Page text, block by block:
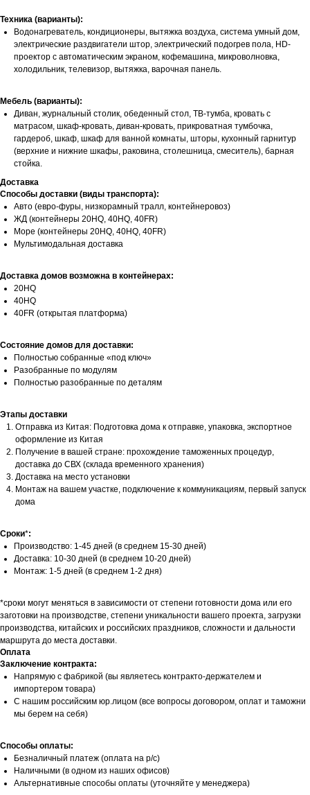
Техника (варианты):
Водонагреватель, кондиционеры, вытяжка воздуха, система умный дом,
электрические раздвигатели штор, электрический подогрев пола, HD-
проектор с автоматическим экраном, кофемашина, микроволновка,
холодильник, телевизор, вытяжка, варочная панель.
Мебель (варианты):
Диван, журнальный столик, обеденный стол, ТВ-тумба, кровать с
матрасом, шкаф-кровать, диван-кровать, прикроватная тумбочка,
гардероб, шкаф, шкаф для ванной комнаты, шторы, кухонный гарнитур
(верхние и нижние шкафы, раковина, столешница, смеситель), барная
стойка.
Доставка
Способы доставки (виды транспорта):
Авто (евро-фуры, низкорамный тралл, контейнеровоз)
ЖД (контейнеры 20HQ, 40HQ, 40FR)
Море (контейнеры 20HQ, 40HQ, 40FR)
Мультимодальная доставка
Доставка домов возможна в контейнерах:
20HQ
40HQ
40FR (открытая платформа)
Состояние домов для доставки:
Полностью собранные «под ключ»
Разобранные по модулям
Полностью разобранные по деталям
Этапы доставки
Отправка из Китая: Подготовка дома к отправке, упаковка, экспортное
оформление из Китая
Получение в вашей стране: прохождение таможенных процедур,
доставка до СВХ (склада временного хранения)
Доставка на место установки
Монтаж на вашем участке, подключение к коммуникациям, первый запуск
дома
Сроки*:
Производство: 1-45 дней (в среднем 15-30 дней)
Доставка: 10-30 дней (в среднем 10-20 дней)
Монтаж: 1-5 дней (в среднем 1-2 дня)
*сроки могут меняться в зависимости от степени готовности дома или его
заготовки на производстве, степени уникальности вашего проекта, загрузки
производства, китайских и российских праздников, сложности и дальности
маршрута до места доставки.
Оплата
Заключение контракта:
Напрямую с фабрикой (вы являетесь контракто-держателем и
импортером товара)
С нашим российским юр.лицом (все вопросы договором, оплат и таможни
мы берем на себя)
Способы оплаты:
Безналичный платеж (оплата на р/с)
Наличными (в одном из наших офисов)
Альтернативные способы оплаты (уточняйте у менеджера)